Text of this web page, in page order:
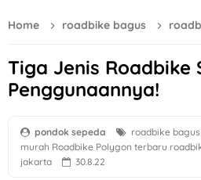
Home roadbike bagus
Tiga Jenis Roadbike
Penggunaannya!
pondok sepeda roadbike bagus
murah Roadbike Polygon terbaru
jakarta
30.8.22